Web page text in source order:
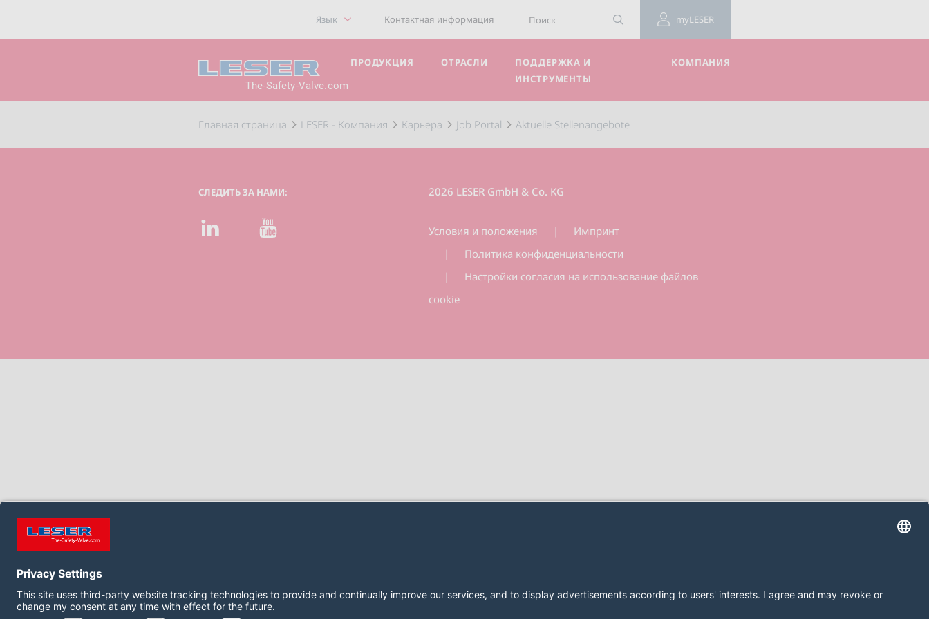
myLESER
Контактная информация
Язык
The-Safety-Valve.com
ПРОДУКЦИЯ ОТРАСЛИ
ПОДДЕРЖКА И
ИНСТРУМЕНТЫ
КОМПАНИЯ
Главная страница LESER - Компания Карьера Job Portal Aktuelle Stellenangebote
СЛЕДИТЬ ЗА НАМИ:
LinkedIn YouTube
2026 LESER GmbH & Co. KG
Условия и положения
Импринт
Политика конфиденциальности
Настройки согласия на использование файлов
cookie